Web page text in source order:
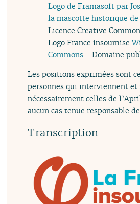
Logo de Framasoft par
la mascotte historique de
Licence Creative
Logo France insoumise
Commons - Domaine
Les positions exprimées sont
personnes qui interviennent et
nécessairement celles de
aucun cas tenue responsable
Transcription